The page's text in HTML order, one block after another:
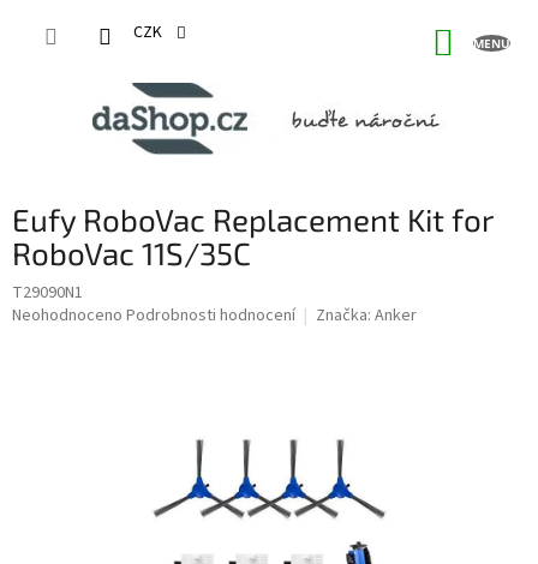
CZK
Eufy RoboVac Replacement Kit for
RoboVac 11S/35C
T29090N1
Průměrné
Neohodnoceno Podrobnosti hodnocení Značka: Anker